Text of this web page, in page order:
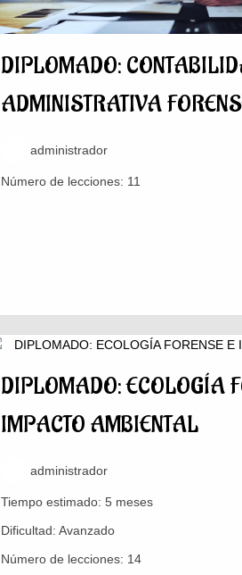
DIPLOMADO:
ADMINISTRATIVA
administrador
Número de lecciones: 11
DIPLOMADO: ECOLOGÍA
IMPACTO AMBIENTAL
administrador
Tiempo estimado:5 meses
Dificultad:Avanzado
Número de lecciones: 14